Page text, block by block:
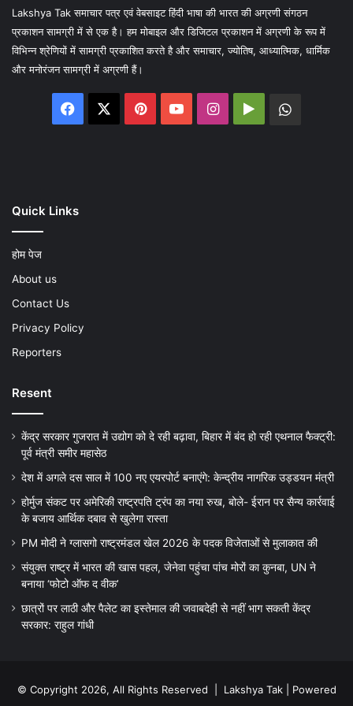
Lakshya Tak समाचार पत्र एवं वेबसाइट हिंदी भाषा की भारत की अग्रणी संगठन
प्रकाशन सामग्री में से एक है। हम मोबाइल और डिजिटल प्रकाशन में अग्रणी के रूप में
विभिन्न श्रेणियों में सामग्री प्रकाशित करते है और समाचार, ज्योतिष, आध्यात्मिक, धार्मिक
और मनोरंजन सामग्री में अग्रणी हैं।
Facebook PinterestYouTubeInstagram
Google
Quick Links
होम पेज
About us
Contact Us
Privacy Policy
Reporters
Resent
केंद्र सरकार गुजरात में उद्योग को दे रही बढ़ावा, बिहार में बंद हो रही एथनाल फैक्ट्री:
पूर्व मंत्री समीर महासेठ
देश में अगले दस साल में 100 नए एयरपोर्ट बनाएंगे: केन्द्रीय नागरिक उड्डयन मंत्री
होर्मुज संकट पर अमेरिकी राष्ट्रपति ट्रंप का नया रुख, बोले- ईरान पर सैन्य कार्रवाई
के बजाय आर्थिक दबाव से खुलेगा रास्ता
PM मोदी ने ग्लासगो राष्ट्रमंडल खेल 2026 के पदक विजेताओं से मुलाकात की
संयुक्त राष्ट्र में भारत की खास पहल, जेनेवा पहुंचा पांच मोरों का कुनबा, UN ने
बनाया ‘फोटो ऑफ द वीक’
छात्रों पर लाठी और पैलेट का इस्तेमाल की जवाबदेही से नहीं भाग सकती केंद्र
सरकार: राहुल गांधी
© Copyright 2026, All Rights Reserved | Lakshya Tak| Powered